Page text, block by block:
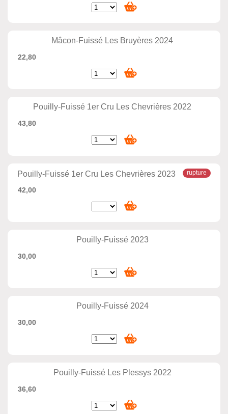
Mâcon-Fuissé Les Bruyères 2024
22,80
Pouilly-Fuissé 1er Cru Les Chevrières 2022
43,80
Pouilly-Fuissé 1er Cru Les Chevrières 2023
42,00
Pouilly-Fuissé 2023
30,00
Pouilly-Fuissé 2024
30,00
Pouilly-Fuissé Les Plessys 2022
36,60